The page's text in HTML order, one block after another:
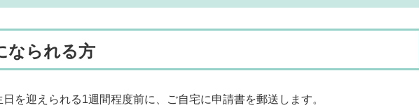
なられる方
を迎えられる1週間程度前に、ご自宅に申請書を郵送します。